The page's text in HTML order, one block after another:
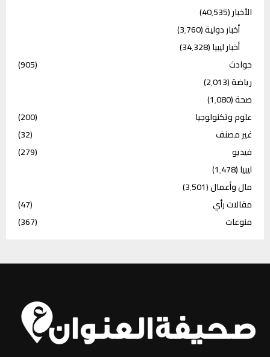
الأخبار(40٬535)
أخبار دولية(3٬760)
أخبار ليبيا(34٬328)
حوادث
(905)
رياضة(2٬013)
صحة(1٬080)
علوم وتكنولوجيا
(200)
غير مصنف
(32)
فيديو
(279)
ليبيا(1٬478)
مال وأعمال(3٬501)
مقالات رأي
(47)
منوعات
(367)